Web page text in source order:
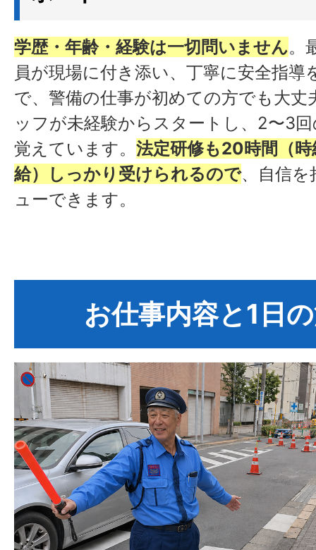
学歴・年齢・経験は一切問いません。
員が現場に付き添い、丁寧に安全指導
で、警備の仕事が初めての方でも大丈
ッフが未経験からスタートし、2〜3
覚えています。 法定研修も20時間（
給）しっかり受けられるので、自信を
ューできます。
お仕事内容と1日